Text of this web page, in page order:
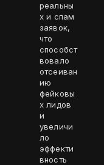
реальны
х и спам
заявок,
что
способст
вовало
отсеиван
ию
фейковы
х лидов
и
увеличи
ло
эффекти
вность